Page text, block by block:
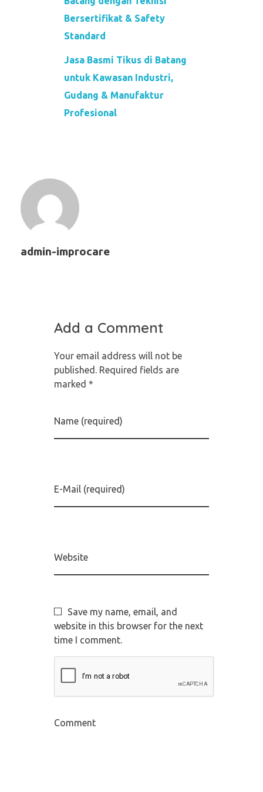
Bersertifikat & Safety
Standard
Jasa Basmi Tikus di Batang
untuk Kawasan Industri,
Gudang & Manufaktur
Profesional
admin-improcare
Add a Comment
Your email address will not be
published. Required fields are
marked *
Name (required)
E-Mail (required)
Website
Save my name, email, and
website in this browser for the next
time I comment.
Comment